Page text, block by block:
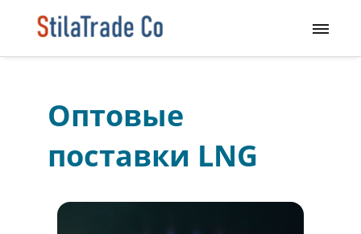
Оптовые
поставки LNG